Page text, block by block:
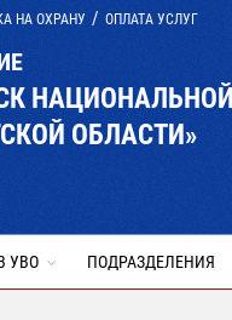
НА ОХРАНУ ОПЛАТА УСЛУГ
НАЦИОНАЛЬНОЙ
ОБЛАСТИ»
УВО ПОДРАЗДЕЛЕНИЯ